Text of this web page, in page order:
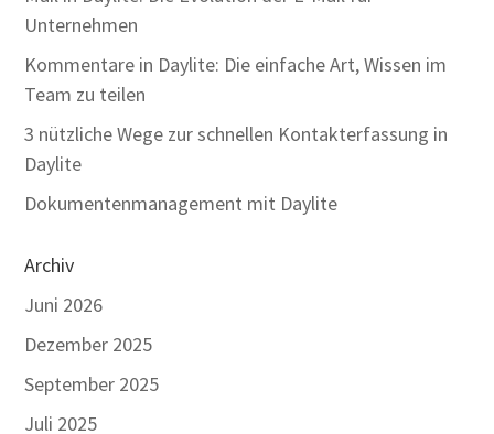
Unternehmen
Kommentare in Daylite: Die einfache Art, Wissen im
Team zu teilen
3 nützliche Wege zur schnellen Kontakterfassung in
Daylite
Dokumentenmanagement mit Daylite
Archiv
Juni 2026
Dezember 2025
September 2025
Juli 2025